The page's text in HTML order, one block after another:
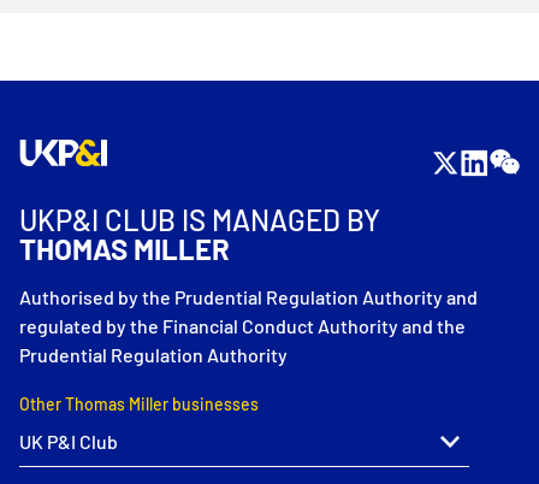
UKP&I CLUB IS MANAGED BY
THOMAS MILLER
Authorised by the Prudential Regulation Authority and
regulated by the Financial Conduct Authority and the
Prudential Regulation Authority
Other Thomas Miller businesses